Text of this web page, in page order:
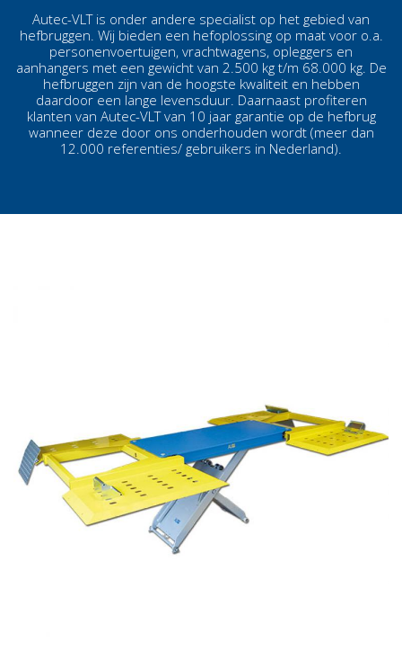
Autec-VLT is onder andere specialist op het gebied van
hefbruggen. Wij bieden een hefoplossing op maat voor o.a.
personenvoertuigen, vrachtwagens, opleggers en
aanhangers met een gewicht van 2.500 kg t/m 68.000 kg. De
hefbruggen zijn van de hoogste kwaliteit en hebben
daardoor een lange levensduur. Daarnaast profiteren
klanten van Autec-VLT van 10 jaar garantie op de hefbrug
wanneer deze door ons onderhouden wordt (meer dan
12.000 referenties/ gebruikers in Nederland).